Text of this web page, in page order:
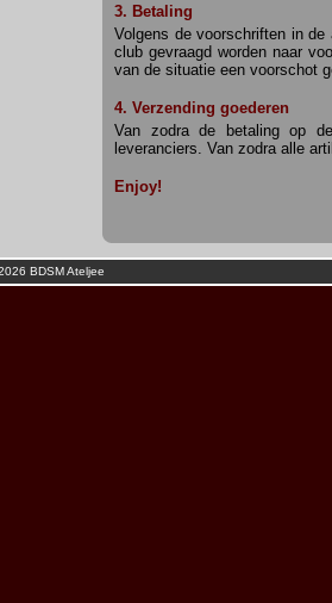
3. Betaling
Volgens de voorschriften in
club gevraagd worden naar
van de situatie een voorschot
4. Verzending goederen
Van zodra de betaling op
leveranciers. Van zodra alle
Enjoy!
BDSM Ateljee